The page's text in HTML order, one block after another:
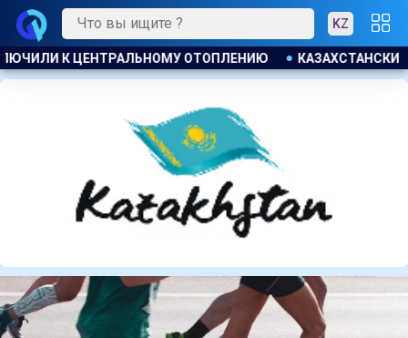
KZ
ТАЕКВОНДИСТЫ ЗАВОЕВАЛИ ЧЕТЫРЕ МЕДАЛИ